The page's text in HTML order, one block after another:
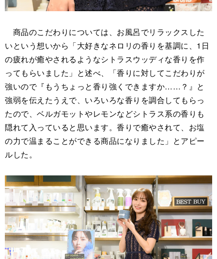
商品のこだわりについては、お風呂でリラックスした
いという想いから「大好きなネロリの香りを基調に、1日
の疲れが癒やされるようなシトラスウッディな香りを作
ってもらいました」と述べ、「香りに対してこだわりが
強いので『もうちょっと香り強くできますか……？』と
強弱を伝えたうえで、いろいろな香りを調合してもらっ
たので、ベルガモットやレモンなどシトラス系の香りも
隠れて入っていると思います。香りで癒やされて、お塩
の力で温まることができる商品になりました」とアピー
ルした。